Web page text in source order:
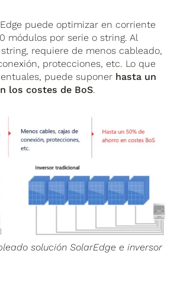
puede optimizar en corriente
módulos por serie o string. Al
requiere de menos cableado,
protecciones, etc. Lo que
puede suponer hasta un
los costes de BoS.
solución SolarEdge e inversor